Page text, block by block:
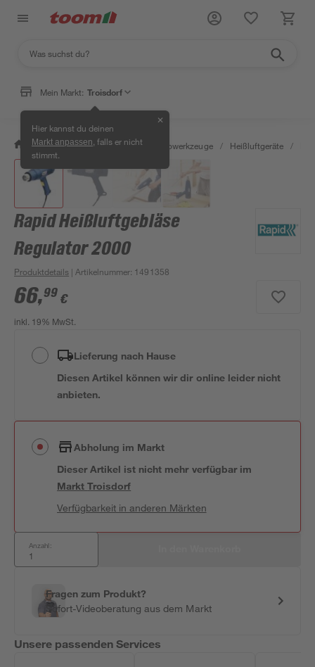
Mein Markt: Troisdorf
Hier kannst du deinen
Markt anpassen , falls er nicht
stimmt.
✕
/ Werkstatt & Maschinen / Elektrowerkzeuge / Heißluftgeräte /
Rapid Heißluftgebläse
Regulator 2000
Produktdetails | Artikelnummer: 1491358
66,99 €
inkl. 19% MwSt.
Lieferung nach Hause
Diesen Artikel können wir dir online leider nicht
anbieten.
Abholung im Markt
Dieser Artikel ist nicht mehr verfügbar im
MarktTroisdorf
Verfügbarkeit in anderen Märkten
Anzahl:
Fragen zum Produkt?
Sofort-Videoberatung aus dem Markt
Unsere passenden Services